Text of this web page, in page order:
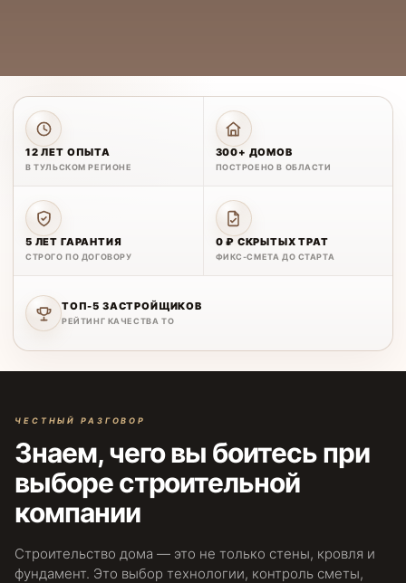
12 ЛЕТ ОПЫТА
В ТУЛЬСКОМ РЕГИОНЕ
300+ ДОМОВ
ПОСТРОЕНО В ОБЛАСТИ
5 ЛЕТ ГАРАНТИЯ
СТРОГО ПО ДОГОВОРУ
0 ₽ СКРЫТЫХ ТРАТ
ФИКС-СМЕТА ДО СТАРТА
ТОП-5 ЗАСТРОЙЩИКОВ
РЕЙТИНГ КАЧЕСТВА ТО
ЧЕСТНЫЙ РАЗГОВОР
Знаем, чего вы боитесь при
выборе строительной
компании
Строительство дома — это не только стены, кровля и
фундамент. Это выбор технологии, контроль сметы,